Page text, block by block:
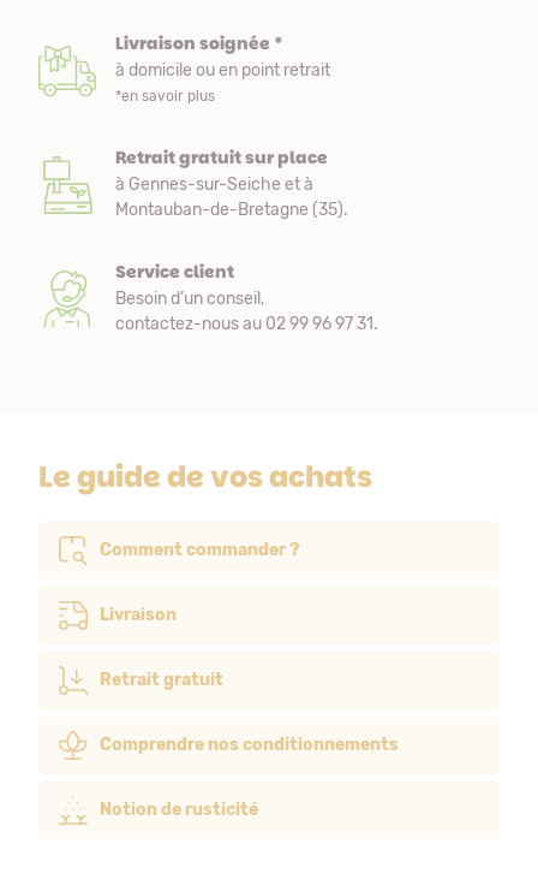
Livraison soignée *
à domicile ou en point retrait
*en savoir plus
Retrait gratuit sur place
à Gennes-sur-Seiche et à
Montauban-de-Bretagne (35).
Service client
Besoin d’un conseil,
contactez-nous au 02 99 96 97 31.
Le guide de vos achats
Comment commander ?
Livraison
Retrait gratuit
Comprendre nos conditionnements
Notion de rusticité